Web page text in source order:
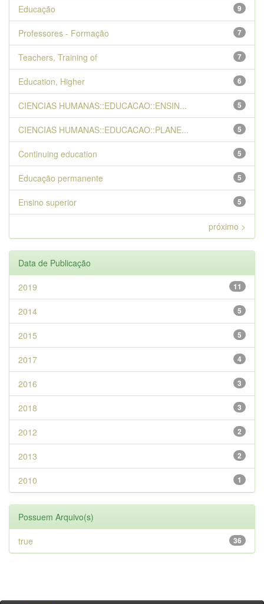
9
Educação
7
Professores - Formação
7
Teachers, Training of
6
Education, Higher
5
CIENCIAS HUMANAS::EDUCACAO::ENSIN...
5
CIENCIAS HUMANAS::EDUCACAO::PLANE...
5
Continuing education
5
Educação permanente
5
Ensino superior
próximo >
Data de Publicação
11
2019
5
2014
5
2015
4
2017
3
2016
3
2018
2
2012
2
2013
1
2010
Possuem Arquivo(s)
36
true